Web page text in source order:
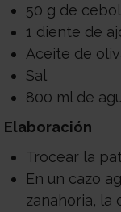
50 g de
1 diente de
Aceite de
Sal
800 ml de
Elaboración
Trocear la
En un cazo
zanahoria, la